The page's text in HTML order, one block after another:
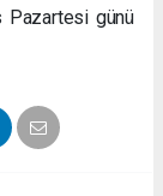
Pazartesi günü